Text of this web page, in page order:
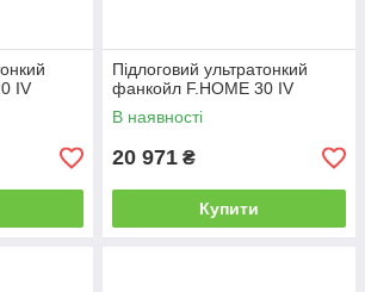
IV
Підлоговий ультратонкий
фанкойл F.HOME 30 IV
В наявності
20 971 ₴
Купити